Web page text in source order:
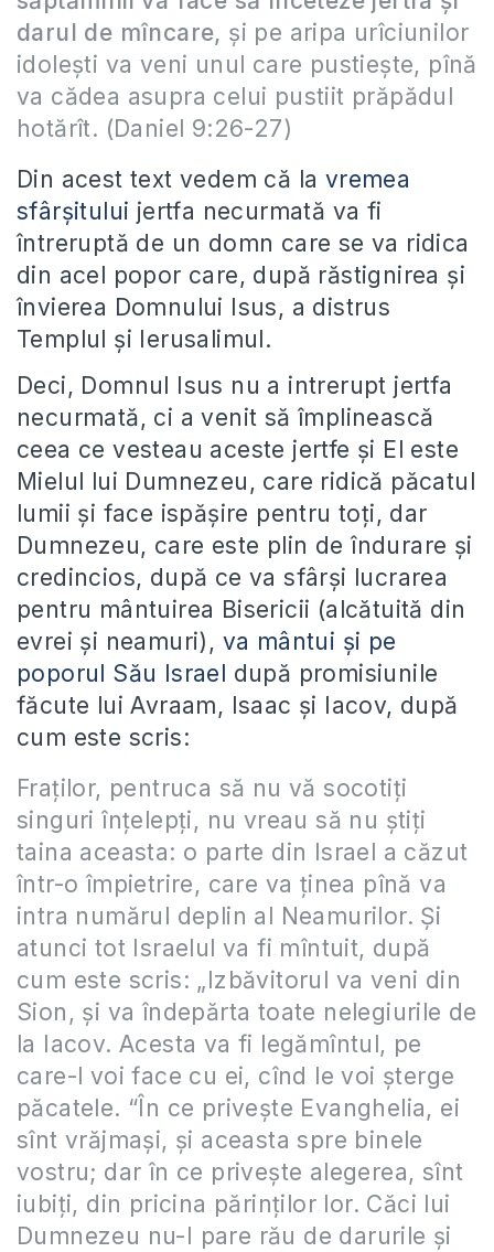
darul de mîncare, şi pe aripa urîciunilor
idoleşti va veni unul care pustieşte, pînă
va cădea asupra celui pustiit prăpădul
hotărît. (Daniel 9:26-27)
Din acest text vedem că la vremea
sfârșitului jertfa necurmată va fi
întreruptă de un domn care se va ridica
din acel popor care, după răstignirea și
învierea Domnului Isus, a distrus
Templul și Ierusalimul.
Deci, Domnul Isus nu a intrerupt jertfa
necurmată, ci a venit să împlinească
ceea ce vesteau aceste jertfe și El este
Mielul lui Dumnezeu, care ridică păcatul
lumii și face ispășire pentru toți, dar
Dumnezeu, care este plin de îndurare și
credincios, după ce va sfârși lucrarea
pentru mântuirea Bisericii (alcătuită din
evrei și neamuri), va mântui și pe
poporul Său Israel după promisiunile
făcute lui Avraam, Isaac și Iacov, după
cum este scris:
Fraţilor, pentruca să nu vă socotiţi
singuri înţelepţi, nu vreau să nu ştiţi
taina aceasta: o parte din Israel a căzut
într-o împietrire, care va ţinea pînă va
intra numărul deplin al Neamurilor. Şi
atunci tot Israelul va fi mîntuit, după
cum este scris: „Izbăvitorul va veni din
Sion, şi va îndepărta toate nelegiurile de
la Iacov. Acesta va fi legămîntul, pe
care-l voi face cu ei, cînd le voi şterge
păcatele. “În ce priveşte Evanghelia, ei
sînt vrăjmaşi, şi aceasta spre binele
vostru; dar în ce priveşte alegerea, sînt
iubiţi, din pricina părinţilor lor. Căci lui
Dumnezeu nu-I pare rău de darurile şi